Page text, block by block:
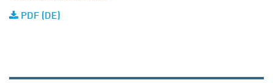
PDF (DE)